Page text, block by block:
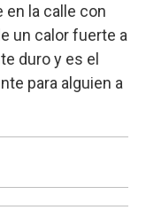
en la calle con
un calor fuerte a
duro y es el
para alguien a